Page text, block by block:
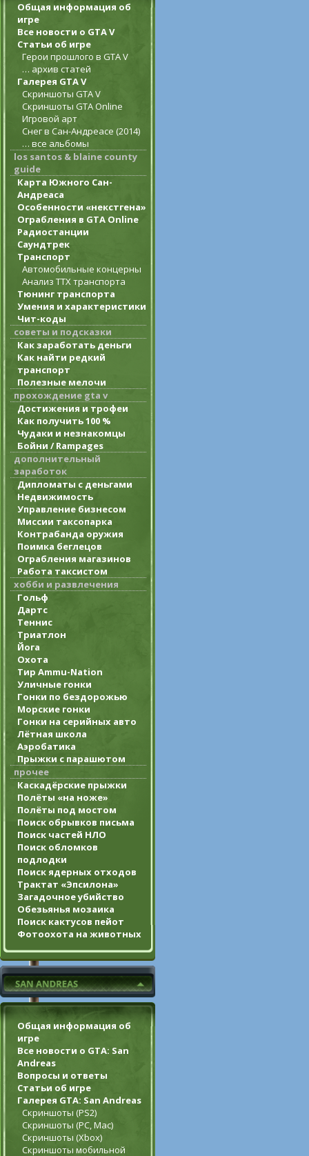
Общая информация об
игре
Все новости о GTA V
Статьи об игре
Герои прошлого в GTA V
… архив статей
Галерея GTA V
Скриншоты GTA V
Скриншоты GTA Online
Игровой арт
Снег в Сан-Андреасе (2014)
… все альбомы
los santos & blaine county
guide
Карта Южного Сан-
Андреаса
Особенности «некстгена»
Ограбления в GTA Online
Радиостанции
Саундтрек
Транспорт
Автомобильные концерны
Анализ ТТХ транспорта
Тюнинг транспорта
Умения и характеристики
Чит-коды
советы и подсказки
Как заработать деньги
Как найти редкий
транспорт
Полезные мелочи
прохождение gta v
Достижения и трофеи
Как получить 100 %
Чудаки и незнакомцы
Бойни / Rampages
дополнительный
заработок
Дипломаты с деньгами
Недвижимость
Управление бизнесом
Миссии таксопарка
Контрабанда оружия
Поимка беглецов
Ограбления магазинов
Работа таксистом
хобби и развлечения
Гольф
Дартс
Теннис
Триатлон
Йога
Охота
Тир Ammu-Nation
Уличные гонки
Гонки по бездорожью
Морские гонки
Гонки на серийных авто
Лётная школа
Аэробатика
Прыжки с парашютом
прочее
Каскадёрские прыжки
Полёты «на ноже»
Полёты под мостом
Поиск обрывков письма
Поиск частей НЛО
Поиск обломков
подлодки
Поиск ядерных отходов
Трактат «Эпсилона»
Загадочное убийство
Обезьянья мозаика
Поиск кактусов пейот
Фотоохота на животных
Общая информация об
игре
Все новости о GTA: San
Andreas
Вопросы и ответы
Статьи об игре
Галерея GTA: San Andreas
Скриншоты (PS2)
Скриншоты (PC, Mac)
Скриншоты (Xbox)
Скриншоты мобильной